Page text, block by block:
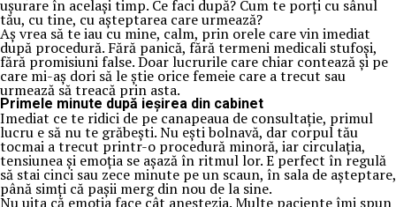
ușurare în același timp. Ce faci după? Cum te porți cu sânul
tău, cu tine, cu așteptarea care urmează?
Aș vrea să te iau cu mine, calm, prin orele care vin imediat
după procedură. Fără panică, fără termeni medicali stufoși,
fără promisiuni false. Doar lucrurile care chiar contează și pe
care mi-aș dori să le știe orice femeie care a trecut sau
urmează să treacă prin asta.
Primele minute după ieșirea din cabinet
Imediat ce te ridici de pe canapeaua de consultație, primul
lucru e să nu te grăbești. Nu ești bolnavă, dar corpul tău
tocmai a trecut printr-o procedură minoră, iar circulația,
tensiunea și emoția se așază în ritmul lor. E perfect în regulă
să stai cinci sau zece minute pe un scaun, în sala de așteptare,
până simți că pașii merg din nou de la sine.
Nu uita că emoția face cât anestezia. Multe paciente îmi spun